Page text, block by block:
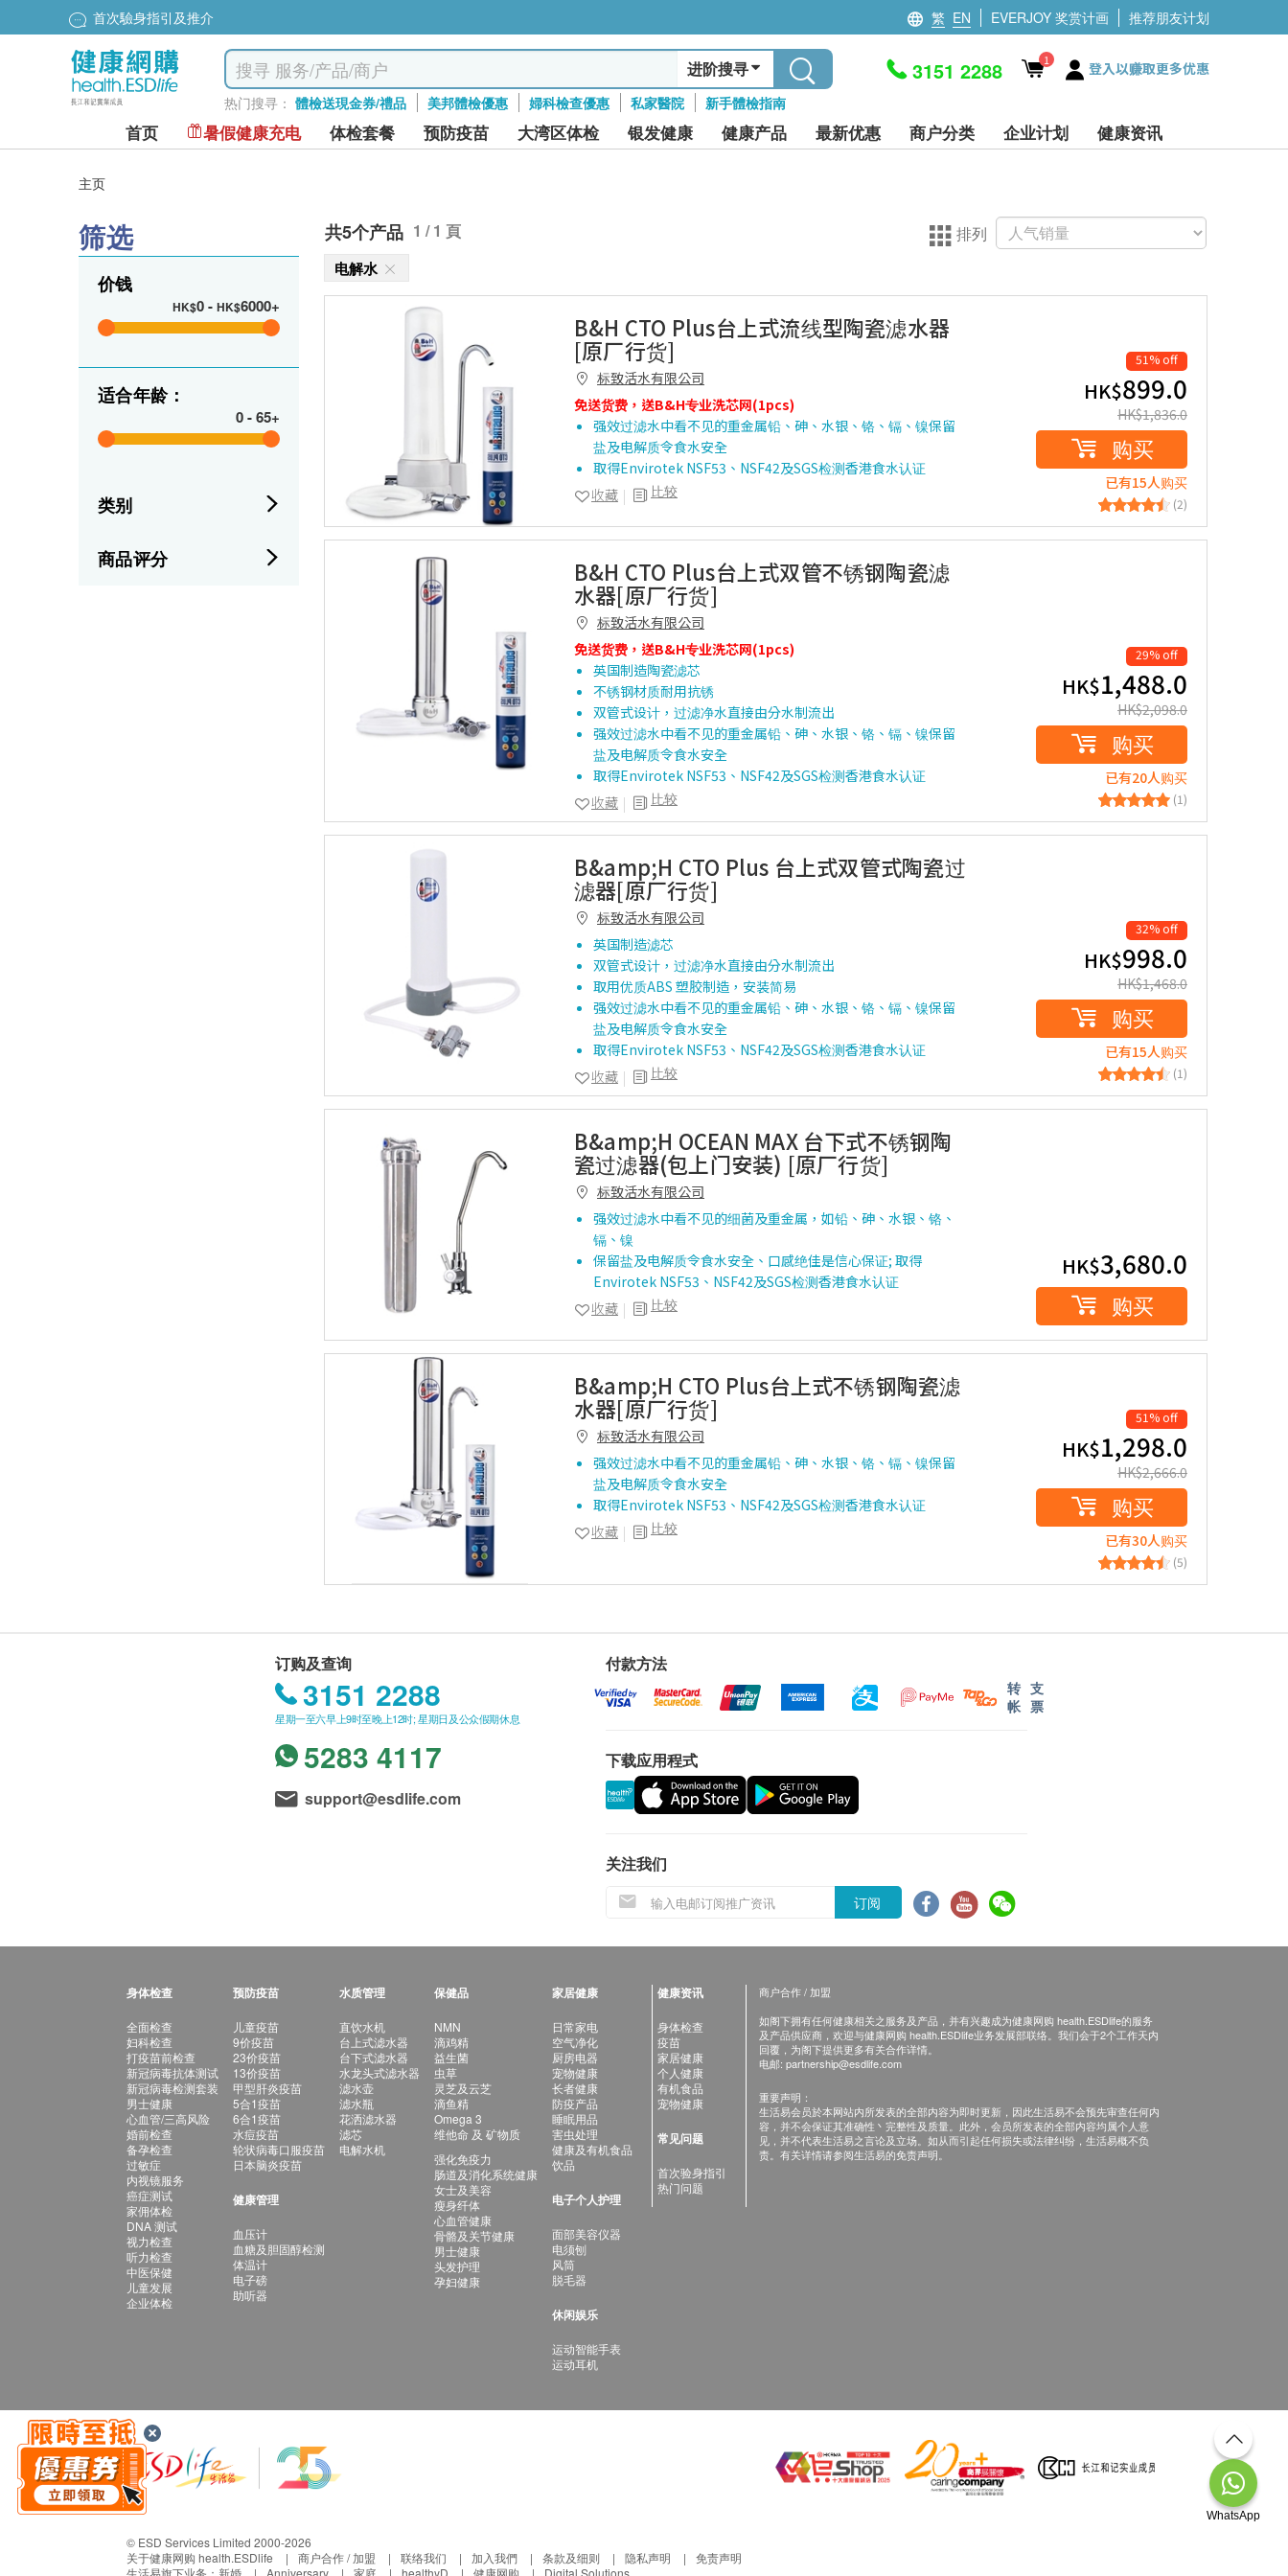
首次驗身指引及推介 繁 EN EVERJOY 奖赏计画 推荐朋友计划
进阶搜寻
热门搜寻： 體檢送現金券/禮品 美邦體檢優惠 婦科檢查優惠 私家醫院 新手體檢指南
3151 2288 1 登入以赚取更多优惠
首页 暑假健康充电 体检套餐 预防疫苗 大湾区体检 银发健康 健康产品 最新优惠 商户分类 企业计划 健康资讯
主页
筛选
价钱
HK$0- HK$6000+
适合年龄：
0-65+
类别
商品评分
共5个产品 1 / 1 頁 排列
电解水
B&H CTO Plus台上式流线型陶瓷滤水器
[原厂行货]
标致活水有限公司
免送货费，送B&H专业洗芯网(1pcs)
强效过滤水中看不见的重金属铅、砷、水银、铬、镉、镍保留
盐及电解质令食水安全
取得Envirotek NSF53、NSF42及SGS检测香港食水认证
比较
收藏
51% off
HK$899.0
HK$1,836.0
购买
已有15人购买
(2)
B&H CTO Plus台上式双管不锈钢陶瓷滤
水器[原厂行货]
标致活水有限公司
免送货费，送B&H专业洗芯网(1pcs)
英国制造陶瓷滤芯
不锈钢材质耐用抗锈
双管式设计，过滤净水直接由分水制流出
强效过滤水中看不见的重金属铅、砷、水银、铬、镉、镍保留
盐及电解质令食水安全
取得Envirotek NSF53、NSF42及SGS检测香港食水认证
比较
收藏
29% off
HK$1,488.0
HK$2,098.0
购买
已有20人购买
(1)
B&amp;H CTO Plus 台上式双管式陶瓷过
滤器[原厂行货]
标致活水有限公司
英国制造滤芯
双管式设计，过滤净水直接由分水制流出
取用优质ABS 塑胶制造，安装简易
强效过滤水中看不见的重金属铅、砷、水银、铬、镉、镍保留
盐及电解质令食水安全
取得Envirotek NSF53、NSF42及SGS检测香港食水认证
比较
收藏
32% off
HK$998.0
HK$1,468.0
购买
已有15人购买
(1)
B&amp;H OCEAN MAX 台下式不锈钢陶
瓷过滤器(包上门安装) [原厂行货]
标致活水有限公司
强效过滤水中看不见的细菌及重金属，如铅、砷、水银、铬、
镉、镍
保留盐及电解质令食水安全、口感绝佳是信心保证; 取得
Envirotek NSF53、NSF42及SGS检测香港食水认证
比较
收藏
HK$3,680.0
购买
B&amp;H CTO Plus台上式不锈钢陶瓷滤
水器[原厂行货]
标致活水有限公司
强效过滤水中看不见的重金属铅、砷、水银、铬、镉、镍保留
盐及电解质令食水安全
取得Envirotek NSF53、NSF42及SGS检测香港食水认证
比较
收藏
51% off
HK$1,298.0
HK$2,666.0
购买
已有30人购买
(5)
订购及查询
3151 2288
星期一至六早上9时至晚上12时; 星期日及公众假期休息
5283 4117
support@esdlife.com
付款方法
转
帐
支
票
下载应用程式
关注我们
订阅
身体检查
全面检查
妇科检查
打疫苗前检查
新冠病毒抗体测试
新冠病毒检测套装
男士健康
心血管/三高风险
婚前检查
备孕检查
过敏症
内视镜服务
癌症测试
家佣体检
DNA 测试
视力检查
听力检查
中医保健
儿童发展
企业体检
预防疫苗
儿童疫苗
9价疫苗
23价疫苗
13价疫苗
甲型肝炎疫苗
5合1疫苗
6合1疫苗
水痘疫苗
轮状病毒口服疫苗
日本脑炎疫苗
健康管理
血压计
血糖及胆固醇检测
体温计
电子磅
助听器
水质管理
直饮水机
台上式滤水器
台下式滤水器
水龙头式滤水器
滤水壶
滤水瓶
花洒滤水器
滤芯
电解水机
保健品
NMN
滴鸡精
益生菌
虫草
灵芝及云芝
滴鱼精
Omega 3
维他命 及 矿物质
强化免疫力
肠道及消化系统健康
女士及美容
瘦身纤体
心血管健康
骨骼及关节健康
男士健康
头发护理
孕妇健康
家居健康
日常家电
空气净化
厨房电器
宠物健康
长者健康
防疫产品
睡眠用品
害虫处理
健康及有机食品
饮品
电子个人护理
面部美容仪器
电须刨
风筒
脱毛器
休闲娱乐
运动智能手表
运动耳机
健康资讯
身体检查
疫苗
家居健康
个人健康
有机食品
宠物健康
常见问题
首次验身指引
热门问题
商户合作 / 加盟
如阁下拥有任何健康相关之服务及产品，并有兴趣成为健康网购 health.ESDlife的服务
及产品供应商，欢迎与健康网购 health.ESDlife业务发展部联络。我们会于2个工作天内
回覆，为阁下提供更多有关合作详情。
电邮: partnership@esdlife.com
重要声明：
生活易会员於本网站内所发表的全部内容为即时更新，因此生活易不会预先审查任何内
容，并不会保证其准确性丶完整性及质量。此外，会员所发表的全部内容均属个人意
见，并不代表生活易之言论及立场。如从而引起任何损失或法律纠纷，生活易概不负
责。有关详情请参阅生活易的免责声明。
© ESD Services Limited 2000-2026
关于健康网购 health.ESDlife
商户合作 / 加盟 联络我们 加入我們 条款及细则 隐私声明
免责声明
生活易旗下业务： 新婚 Anniversary 家庭 healthyD 健康网购 Digital Solutions
WhatsApp